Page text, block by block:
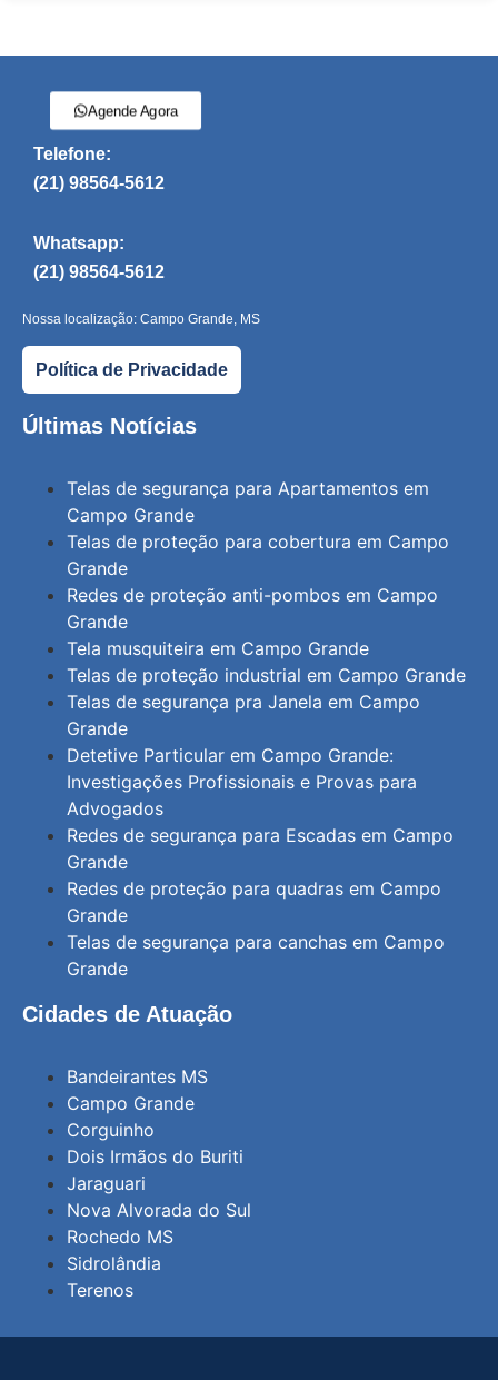
Agende Agora
Telefone:
(21) 98564-5612
Whatsapp:
(21) 98564-5612
Nossa localização: Campo Grande, MS
Política de Privacidade
Últimas Notícias
Telas de segurança para Apartamentos em
Campo Grande
Telas de proteção para cobertura em Campo
Grande
Redes de proteção anti-pombos em Campo
Grande
Tela musquiteira em Campo Grande
Telas de proteção industrial em Campo Grande
Telas de segurança pra Janela em Campo
Grande
Detetive Particular em Campo Grande:
Investigações Profissionais e Provas para
Advogados
Redes de segurança para Escadas em Campo
Grande
Redes de proteção para quadras em Campo
Grande
Telas de segurança para canchas em Campo
Grande
Cidades de Atuação
Bandeirantes MS
Campo Grande
Corguinho
Dois Irmãos do Buriti
Jaraguari
Nova Alvorada do Sul
Rochedo MS
Sidrolândia
Terenos